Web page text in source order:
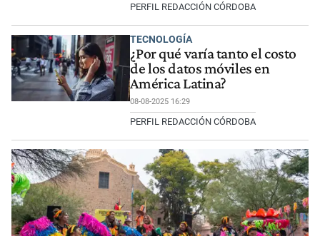
PERFIL REDACCIÓN CÓRDOBA
TECNOLOGÍA
¿Por qué varía tanto el costo
de los datos móviles en
América Latina?
08-08-2025 16:29
PERFIL REDACCIÓN CÓRDOBA